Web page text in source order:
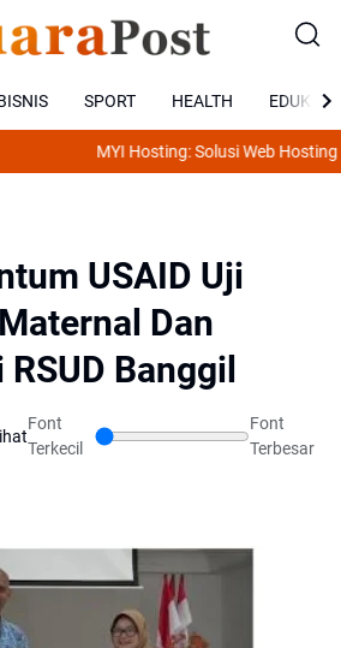
SPORT HEALTH EDUKASI
MYI Hosting: Solusi Web Hosting
USAID Uji
Dan
Banggil
Font
Terkecil
Font
Terbesar